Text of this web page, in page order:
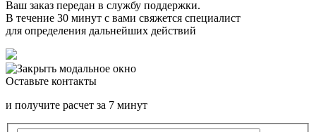
Ваш заказ передан в службу поддержки.
В течение 30 минут с вами свяжется специалист
для определения дальнейших действий
Оставьте контакты
и получите расчет за 7 минут